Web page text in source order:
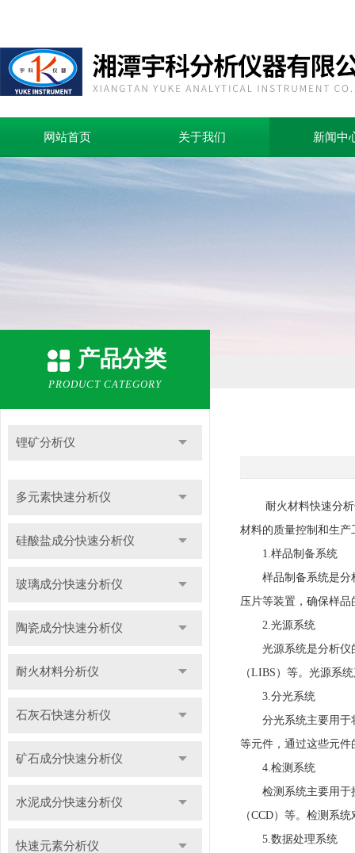
网站首页 关于我们 新闻中
产品分类
PRODUCT CATEGORY
锂矿分析仪
多元素快速分析仪
硅酸盐成分快速分析仪
玻璃成分快速分析仪
陶瓷成分快速分析仪
耐火材料分析仪
石灰石快速分析仪
矿石成分快速分析仪
水泥成分快速分析仪
快速元素分析仪
耐火材料快速分析仪
材料的质量控制和生
1.样品制备系统
样品制备系统是分析
压片等装置，确保样
2.光源系统
光源系统是分析仪的
（LIBS）等。光源系
3.分光系统
分光系统主要用于将
等元件，通过这些元
4.检测系统
检测系统主要用于接
（CCD）等。检测系
5.数据处理系统